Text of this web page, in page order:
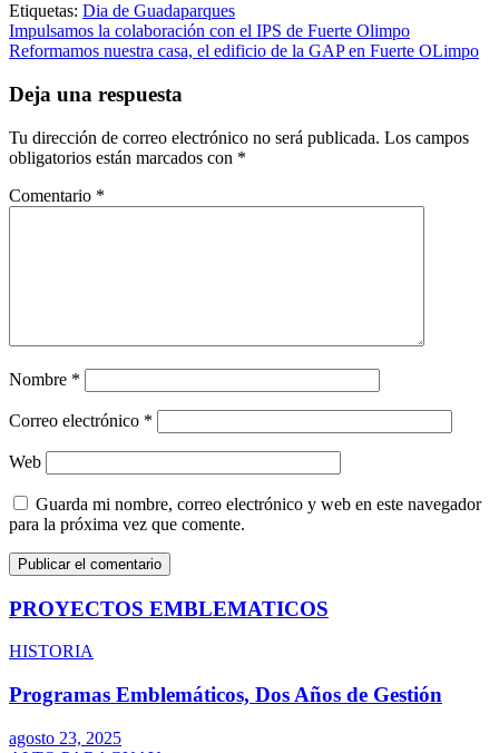
Etiquetas: Dia de Guadaparques
Navegación
de
entradas
Impulsamos la colaboración con el IPS de Fuerte Olimpo
Reformamos nuestra casa, el edificio de la GAP en Fuerte OLimpo
Deja una respuesta
Tu dirección de correo electrónico no será publicada. Los campos
obligatorios están marcados con *
Comentario *
Nombre *
Correo electrónico *
Web
Guarda mi nombre, correo electrónico y web en este navegador
para la próxima vez que comente.
PROYECTOS EMBLEMATICOS
HISTORIA
Programas Emblemáticos, Dos Años de Gestión
agosto 23, 2025